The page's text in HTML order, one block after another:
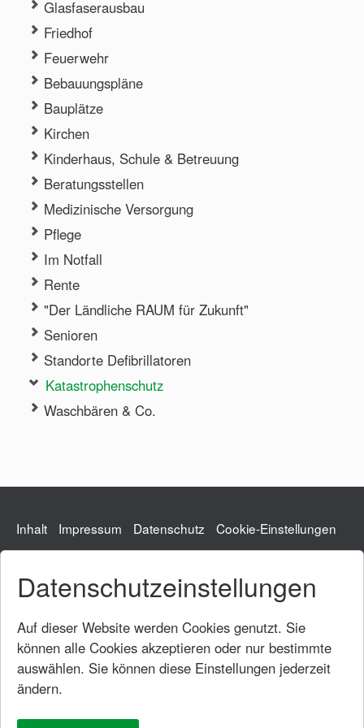
Freizeit & Vereine
Wirtschaft & Tourismus
Glasfaserausbau
Friedhof
Feuerwehr
Bebauungspläne
Bauplätze
Kirchen
Kinderhaus, Schule & Betreuung
Beratungsstellen
Medizinische Versorgung
Pflege
Im Notfall
Rente
"Der Ländliche RAUM für Zukunft"
Senioren
Standorte Defibrillatoren
Katastrophenschutz
Waschbären & Co.
Inhalt Impressum Datenschutz Cookie-Einstellungen
Gemeindeverwaltung
Hauptstraße 54
Tel.: 07161/95331-0
Fax: 07161/95331-20
rathaus@boertlingen.de
Öffnungszeiten
Rathaus
Datenschutzeinstellungen
Auf dieser Website werden Cookies genutzt. Sie
können alle Cookies akzeptieren oder nur bestimmte
auswählen. Sie können diese Einstellungen jederzeit
ändern.